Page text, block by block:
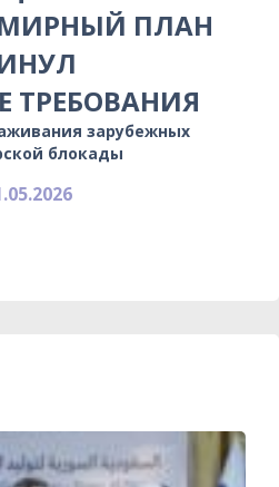
ПЛАН
ТРЕБОВАНИЯ
зарубежных
блокады